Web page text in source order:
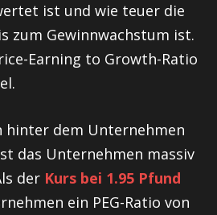
ist und wie teuer die
zum Gewinnwachstum ist.
Earning to Growth-Ratio
hinter dem Unternehmen
das Unternehmen massiv
der Kurs bei 1.95 Pfund
ein PEG-Ratio von